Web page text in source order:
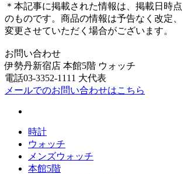
＊本記事に掲載された情報は、掲載日時点
のものです。商品の情報は予告なく改定、
変更させていただく場合がございます。
お問い合わせ
伊勢丹新宿店 本館5階 ウォッチ
電話03-3352-1111 大代表
メールでのお問い合わせはこちら
時計
ウォッチ
メンズウォッチ
本館5階